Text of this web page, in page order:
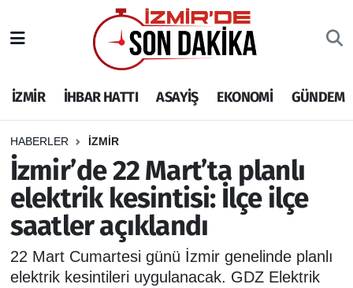
İZMİR İHBAR HATTI ASAYİŞ EKONOMİ GÜNDEM
HABERLER İZMİR
İzmir’de 22 Mart’ta planlı
elektrik kesintisi: İlçe ilçe
saatler açıklandı
22 Mart Cumartesi günü İzmir genelinde planlı
elektrik kesintileri uygulanacak. GDZ Elektrik
İHBAR HATTI
DEPREM
GENEL
EKONOMİ
SİYASET
İzmir Nöbetçi Eczaneler
İzmir Hava Durumu
İzmir Namaz Vakitleri
İzmir Trafik Yoğunluk Haritası
Puan Durumu ve Fikstür
Tüm Manşetler